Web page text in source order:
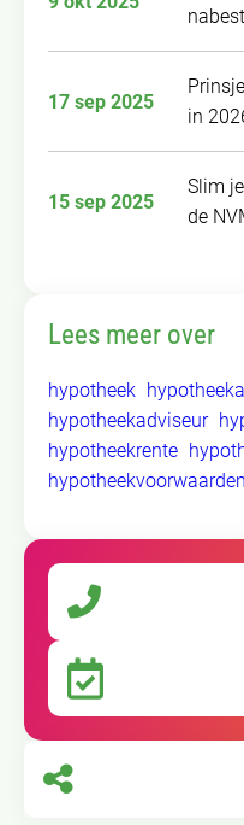
17 sep 2025
in
15 sep 2025
Slim
de
Lees meer over
hypotheek
hypotheekadviseur
hypotheekrente
hypotheekvoorwaarden